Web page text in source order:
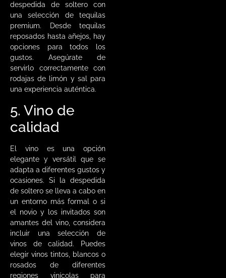
despedida de soltero con
una selección de tequilas
premium. Desde tequilas
reposados hasta añejos, hay
opciones para todos los
gustos. Asegúrate de
servirlo correctamente con
rodajas de limón y sal para
una experiencia auténtica.
5. Vino de
calidad
El vino es una opción
elegante y versátil que se
adapta a diferentes gustos y
ocasiones. Si la despedida
de soltero se lleva a cabo en
un entorno más formal o si
el novio y los invitados son
amantes del vino, considera
incluir una selección de
vinos de calidad. Puedes
elegir vinos tintos, blancos o
rosados de diferentes
regiones vinícolas para